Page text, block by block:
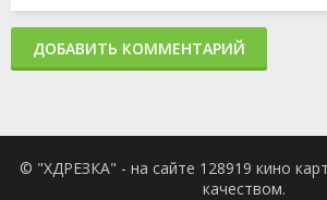
ДОБАВИТЬ КОММЕНТАРИЙ
© "ХДРЕЗКА" - на сайте 128919 кино
качеством.